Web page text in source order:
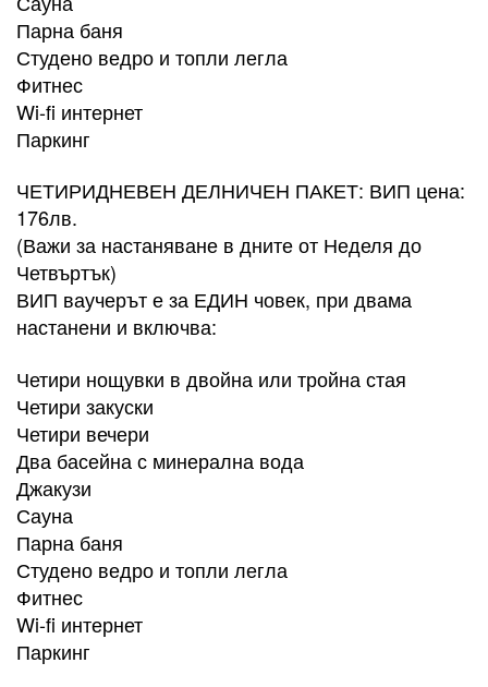
Парна баня
Студено ведро и топли легла
Фитнес
Wi-fi интернет
Паркинг
ЧЕТИРИДНЕВЕН ДЕЛНИЧЕН ПАКЕТ: ВИП цена:
176лв.
(Важи за настаняване в дните от Неделя до
Четвъртък)
ВИП ваучерът е за ЕДИН човек, при двама
настанени и включва:
Четири нощувки в двойна или тройна стая
Четири закуски
Четири вечери
Два басейна с минерална вода
Джакузи
Сауна
Парна баня
Студено ведро и топли легла
Фитнес
Wi-fi интернет
Паркинг